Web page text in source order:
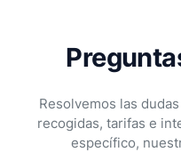
Resolvemos las
recogidas, tarifas e
específico,